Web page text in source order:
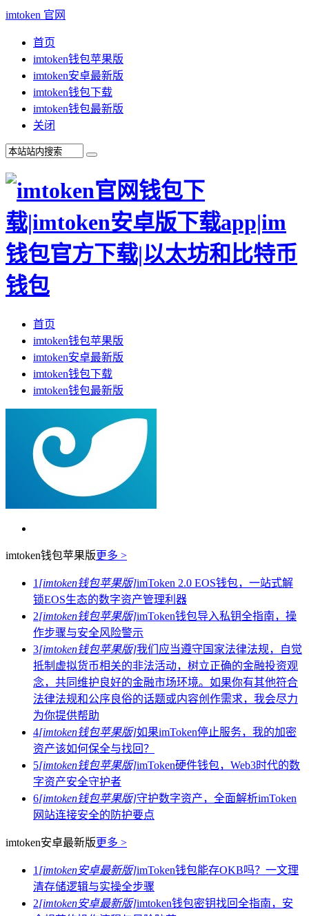
imtoken 官网
首页
imtoken钱包苹果版
imtoken安卓最新版
imtoken钱包下载
imtoken钱包最新版
关闭
首页
imtoken钱包苹果版
imtoken安卓最新版
imtoken钱包下载
imtoken钱包最新版
imtoken钱包苹果版更多 >
1 [imtoken钱包苹果版]imToken 2.0 EOS钱包，一站式解
锁EOS生态的数字资产管理利器
2[imtoken钱包苹果版]imToken钱包导入私钥全指南，操
作步骤与安全风险警示
3[imtoken钱包苹果版]我们应当遵守国家法律法规，自觉
抵制虚拟货币相关的非法活动，树立正确的金融投资观
念，共同维护良好的金融市场环境。如果你有其他符合
法律法规和公序良俗的话题或内容创作需求，我会尽力
为你提供帮助
4[imtoken钱包苹果版]如果imToken停止服务，我的加密
资产该如何保全与找回？
5[imtoken钱包苹果版]imToken硬件钱包，Web3时代的数
字资产安全守护者
6[imtoken钱包苹果版]守护数字资产，全面解析imToken
网站连接安全的防护要点
imtoken安卓最新版更多 >
1 [imtoken安卓最新版]imToken钱包能存OKB吗？一文理
清存储逻辑与实操全步骤
2[imtoken安卓最新版]imtoken钱包密钥找回全指南，安